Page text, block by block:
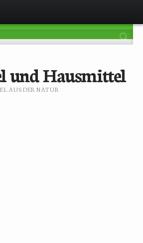
und Hausmittel
AUS DER NATUR